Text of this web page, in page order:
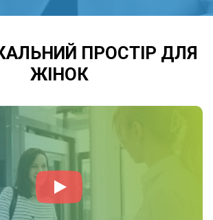
ПРОСТІР ДЛЯ
ЖІНОК